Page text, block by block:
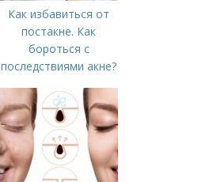
Как избавиться от
постакне. Как
бороться с
последствиями акне?